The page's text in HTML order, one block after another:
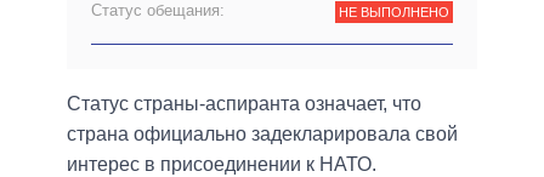
Статус обещания: НЕ ВЫПОЛНЕНО
Статус страны-аспиранта означает, что
страна официально задекларировала свой
интерес в присоединении к НАТО.